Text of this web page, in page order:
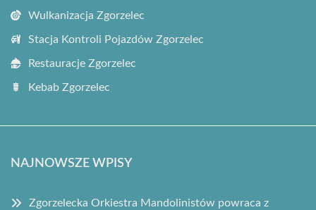
Wulkanizacja Zgorzelec
Stacja Kontroli Pojazdów Zgorzelec
Restauracje Zgorzelec
Kebab Zgorzelec
NAJNOWSZE WPISY
Zgorzelecka Orkiestra Mandolinistów powraca z